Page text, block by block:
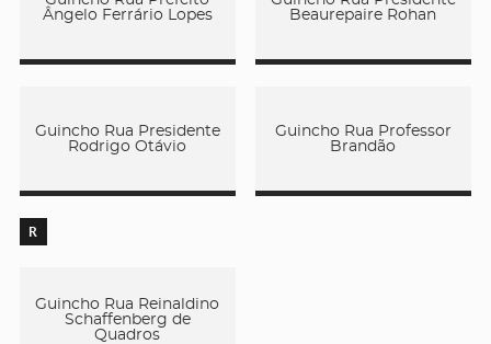
Ângelo Ferrário Lopes
Beaurepaire Rohan
Guincho Rua Presidente
Rodrigo Otávio
Guincho Rua Professor
Brandão
R
Guincho Rua Reinaldino
Schaffenberg de
Quadros